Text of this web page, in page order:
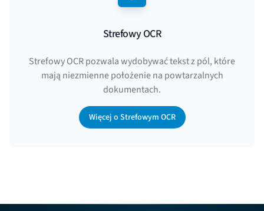
Strefowy OCR
Strefowy OCR pozwala wydobywać tekst z pól, które
mają niezmienne położenie na powtarzalnych
dokumentach.
Więcej o Strefowym OCR